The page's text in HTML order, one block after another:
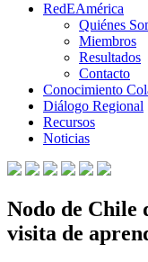
RedEAmérica
Quiénes
Miembros
Resultados
Contacto
Conocimiento
Diálogo Regional
Recursos
Noticias
Nodo de Chile
visita de